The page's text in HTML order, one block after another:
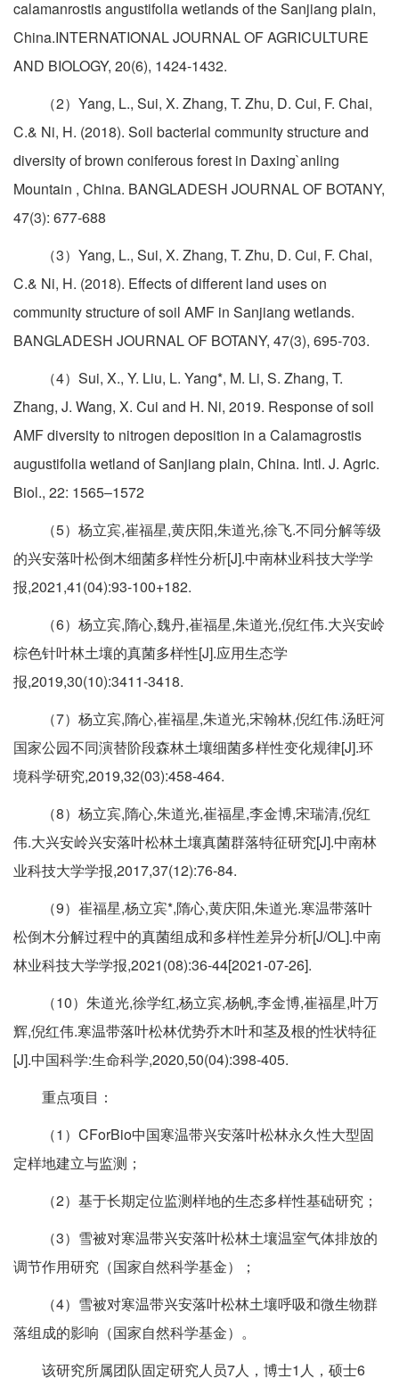
calamanrostis angustifolia wetlands of the Sanjiang plain,
China.INTERNATIONAL JOURNAL OF AGRICULTURE
AND BIOLOGY, 20(6), 1424-1432.
（2）Yang, L., Sui, X. Zhang, T. Zhu, D. Cui, F. Chai,
C.& Ni, H. (2018). Soil bacterial community structure and
diversity of brown coniferous forest in Daxing`anling
Mountain , China. BANGLADESH JOURNAL OF BOTANY,
47(3): 677-688
（3）Yang, L., Sui, X. Zhang, T. Zhu, D. Cui, F. Chai,
C.& Ni, H. (2018). Effects of different land uses on
community structure of soil AMF in Sanjiang wetlands.
BANGLADESH JOURNAL OF BOTANY, 47(3), 695-703.
（4）Sui, X., Y. Liu, L. Yang*, M. Li, S. Zhang, T.
Zhang, J. Wang, X. Cui and H. Ni, 2019. Response of soil
AMF diversity to nitrogen deposition in a Calamagrostis
augustifolia wetland of Sanjiang plain, China. Intl. J. Agric.
Biol., 22: 1565‒1572
（5）杨立宾,崔福星,黄庆阳,朱道光,徐飞.不同分解等级
的兴安落叶松倒木细菌多样性分析[J].中南林业科技大学学
报,2021,41(04):93-100+182.
（6）杨立宾,隋心,魏丹,崔福星,朱道光,倪红伟.大兴安岭
棕色针叶林土壤的真菌多样性[J].应用生态学
报,2019,30(10):3411-3418.
（7）杨立宾,隋心,崔福星,朱道光,宋翰林,倪红伟.汤旺河
国家公园不同演替阶段森林土壤细菌多样性变化规律[J].环
境科学研究,2019,32(03):458-464.
（8）杨立宾,隋心,朱道光,崔福星,李金博,宋瑞清,倪红
伟.大兴安岭兴安落叶松林土壤真菌群落特征研究[J].中南林
业科技大学学报,2017,37(12):76-84.
（9）崔福星,杨立宾*,隋心,黄庆阳,朱道光.寒温带落叶
松倒木分解过程中的真菌组成和多样性差异分析[J/OL].中南
林业科技大学学报,2021(08):36-44[2021-07-26].
（10）朱道光,徐学红,杨立宾,杨帆,李金博,崔福星,叶万
辉,倪红伟.寒温带落叶松林优势乔木叶和茎及根的性状特征
[J].中国科学:生命科学,2020,50(04):398-405.
重点项目：
（1）CForBio中国寒温带兴安落叶松林永久性大型固
定样地建立与监测；
（2）基于长期定位监测样地的生态多样性基础研究；
（3）雪被对寒温带兴安落叶松林土壤温室气体排放的
调节作用研究（国家自然科学基金）；
（4）雪被对寒温带兴安落叶松林土壤呼吸和微生物群
落组成的影响（国家自然科学基金）。
该研究所属团队固定研究人员7人，博士1人，硕士6